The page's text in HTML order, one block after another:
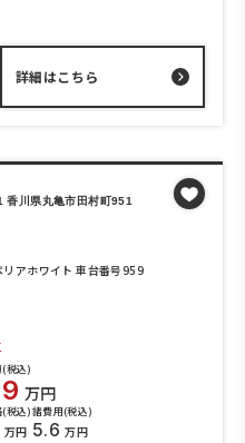
詳細はこちら
川県丸亀市田村町951
アホワイト 車台番号959
税込)
万円
税込)
万円
諸費用(税込)
5.6 万円